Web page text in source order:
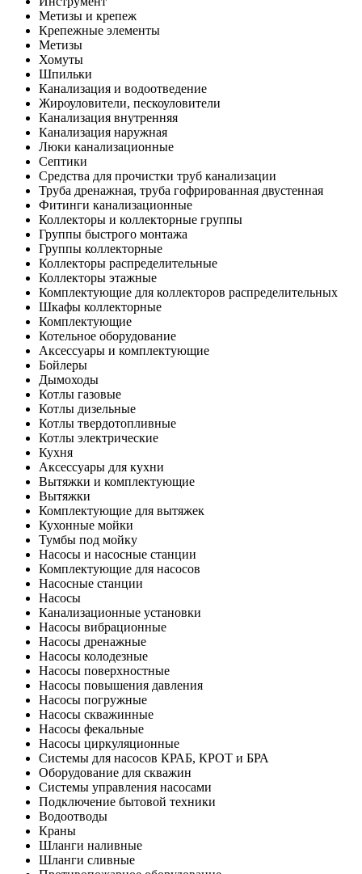
Метизы и крепеж
Крепежные элементы
Метизы
Хомуты
Шпильки
Канализация и водоотведение
Жироуловители, пескоуловители
Канализация внутренняя
Канализация наружная
Люки канализационные
Септики
Средства для прочистки труб канализации
Труба дренажная, труба гофрированная двустенная
Фитинги канализационные
Коллекторы и коллекторные группы
Группы быстрого монтажа
Группы коллекторные
Коллекторы распределительные
Коллекторы этажные
Комплектующие для коллекторов распределительных
Шкафы коллекторные
Комплектующие
Котельное оборудование
Аксессуары и комплектующие
Бойлеры
Дымоходы
Котлы газовые
Котлы дизельные
Котлы твердотопливные
Котлы электрические
Кухня
Аксессуары для кухни
Вытяжки и комплектующие
Вытяжки
Комплектующие для вытяжек
Кухонные мойки
Тумбы под мойку
Насосы и насосные станции
Комплектующие для насосов
Насосные станции
Насосы
Канализационные установки
Насосы вибрационные
Насосы дренажные
Насосы колодезные
Насосы поверхностные
Насосы повышения давления
Насосы погружные
Насосы скважинные
Насосы фекальные
Насосы циркуляционные
Системы для насосов КРАБ, КРОТ и БРА
Оборудование для скважин
Системы управления насосами
Подключение бытовой техники
Водоотводы
Краны
Шланги наливные
Шланги сливные